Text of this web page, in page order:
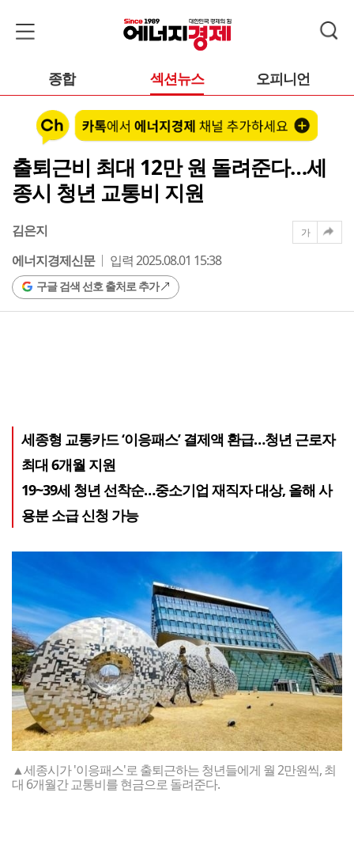
종합 섹션뉴스 오피니언
출퇴근비 최대 12만 원 돌려준다…세
종시 청년 교통비 지원
김은지
에너지경제신문
입력 2025.08.01 15:38
구글 검색 선호 출처로 추가
가
세종형 교통카드 ‘이응패스’ 결제액 환급…청년 근로자
최대 6개월 지원
19~39세 청년 선착순…중소기업 재직자 대상, 올해 사
용분 소급 신청 가능
▲세종시가 '이응패스'로 출퇴근하는 청년들에게 월 2만원씩, 최
대 6개월간 교통비를 현금으로 돌려준다.